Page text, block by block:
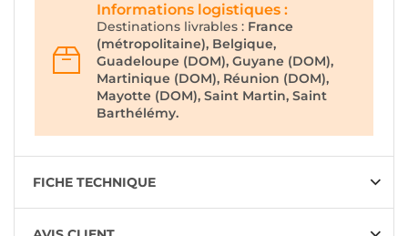
Informations logistiques :
Destinations livrables : France
(métropolitaine), Belgique,
Guadeloupe (DOM), Guyane (DOM),
Martinique (DOM), Réunion (DOM),
Mayotte (DOM), Saint Martin, Saint
Barthélémy.
FICHE TECHNIQUE